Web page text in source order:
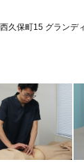
久保町15 グランデ